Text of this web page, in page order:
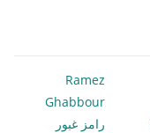
Ramez
Ghabbour
رامز غبور